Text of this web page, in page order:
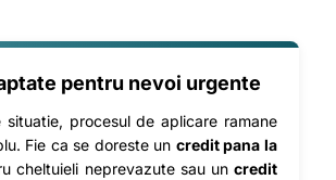
pentru nevoi urgente
situatie, procesul de aplicare ramane
Fie ca se doreste un credit pana la
cheltuieli neprevazute sau un credit